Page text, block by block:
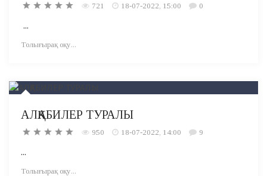
721 18-07-2022, 15:00 0
...
Толығырақ оқу...
АЛҚАБИЛЕР ТУРАЛЫ
950 18-07-2022, 14:00 9
...
Толығырақ оқу...